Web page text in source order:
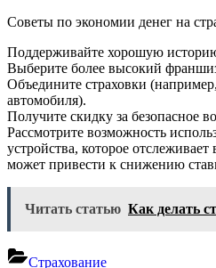
Советы по экономии денег на
Поддерживайте хорошую
Выберите более высокий
Объедините страховки
автомобиля).
Получите скидку за безопасное
Рассмотрите возможность
устройства, которое
может привести к снижению
Читать статью Как делать
Страхование